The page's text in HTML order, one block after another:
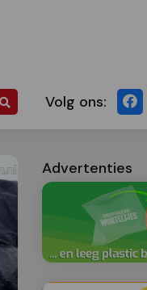
Volg ons:
Advertenties